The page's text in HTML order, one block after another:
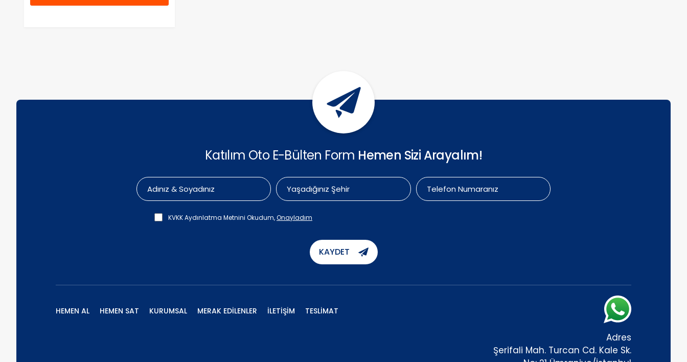
Katılım Oto E-Bülten Form Hemen Sizi Arayalım!
KVKK Aydınlatma Metnini Okudum,Onayladım
KAYDET
HEMEN AL HEMEN SAT KURUMSAL MERAK EDİLENLER İLETİŞİM TESLİMAT
Adres
Şerifali Mah. Turcan Cd. Kale Sk.